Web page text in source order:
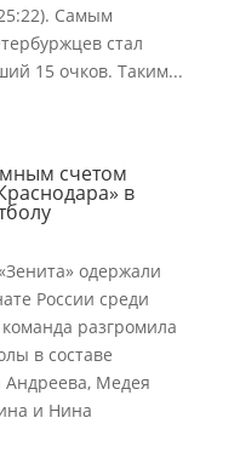
Самым
стал
15 очков. Таким...
счетом
в
одержали
России среди
разгромила
в составе
Андреева, Медея
и Нина